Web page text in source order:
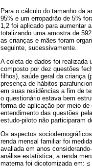
Para o cálculo do tamanho da
95% e um erropadrão de 5%
1,2 foi aplicado para aumentar
totalizando uma amostra de
as crianças e mães foram
seguinte, sucessivamente.
A coleta de dados foi realizada
composto por dez questões
filhos), saúde geral da criança
presença de hábitos
em suas residências a fim de
o questionário estava bem
forma de aplicação por meio
entendimento das questões
estudo-piloto não participaram
Os aspectos
renda mensal familiar foi
avaliada em anos
análise estatística, a renda
materna foi dicotomizada em: